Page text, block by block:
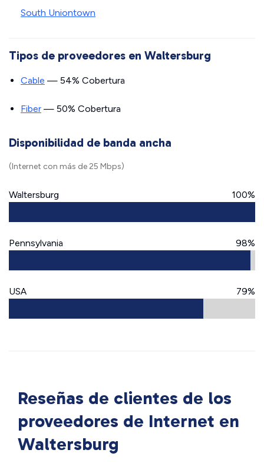
South Uniontown
Tipos de proveedores en Waltersburg
Cable — 54% Cobertura
Fiber — 50% Cobertura
Disponibilidad de banda ancha
(Internet con más de 25 Mbps)
Waltersburg 100%
Pennsylvania 98%
USA 79%
Reseñas de clientes de los
proveedores de Internet en
Waltersburg